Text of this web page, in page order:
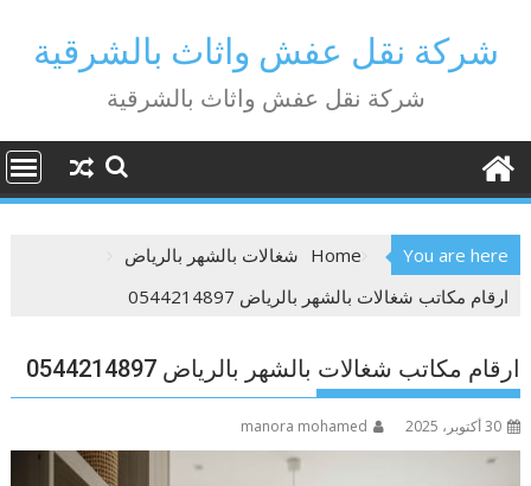
contentشركة نقل عفش واثاث بالشرقية
شركة نقل عفش واثاث بالشرقية
You are here
Home شغالات بالشهر بالرياض
ارقام مكاتب شغالات بالشهر بالرياض 0544214897
ارقام مكاتب شغالات بالشهر بالرياض 0544214897
30 أكتوبر، 2025 manora mohamed